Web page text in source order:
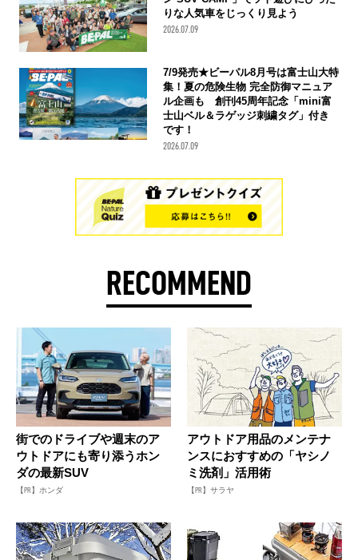
りな人気車をじっくり見よう
2026.07.09
7/9発売★ビーパル8月号は富士山大特
集！夏の危険生物 完全防御マニュア
ル企画も 創刊45周年記念「mini富
士山ベル＆ラゲッジ刺繍タグ」付き
です！
2026.07.09
RECOMMEND
街でのドライブや週末のア
ウトドアにも寄り添うホン
ダの最新SUV
【PR】ホンダ
アウトドア用品のメンテナ
ンスにおすすめの「ヤシノ
ミ洗剤」活用術
【PR】サラヤ